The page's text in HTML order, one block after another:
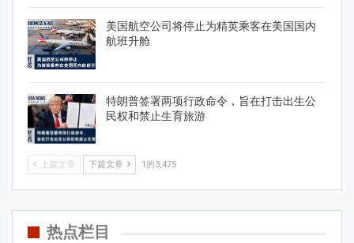
美国航空公司将停止为精英乘客在美国国内
航班升舱
特朗普签署两项行政命令，旨在打击出生公
民权和禁止生育旅游
上篇文章 下篇文章 1的3,475
热点栏目